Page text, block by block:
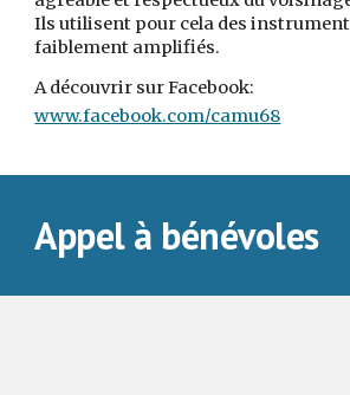
Ils utilisent pour cela des
faiblement amplifiés.
A découvrir sur Facebook:
www.facebook.com/camu68
Appel à bénévoles